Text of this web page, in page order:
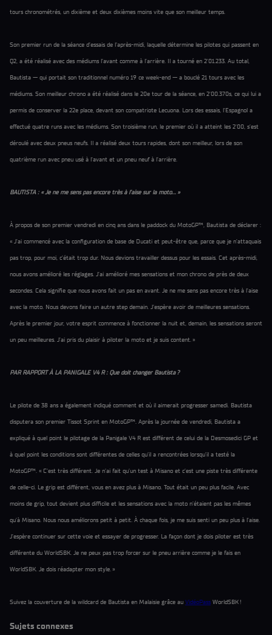
tours chronométrés, un dixième et deux dixièmes moins vite que son meilleur temps.
Son premier run de la séance d’essais de l’après-midi, laquelle détermine les pilotes qui passent en
Q2, a été réalisé avec des médiums l’avant comme à l’arrière. Il a tourné en 2'01.233. Au total,
Bautista — qui portait son traditionnel numéro 19 ce week-end — a bouclé 21 tours avec les
médiums. Son meilleur chrono a été réalisé dans le 20e tour de la séance, en 2'00.370s, ce qui lui a
permis de conserver la 22e place, devant son compatriote Lecuona. Lors des essais, l’Espagnol a
effectué quatre runs avec les médiums. Son troisième run, le premier où il a atteint les 2'00, s’est
déroulé avec deux pneus neufs. Il a réalisé deux tours rapides, dont son meilleur, lors de son
quatrième run avec pneu usé à l’avant et un pneu neuf à l’arrière.
BAUTISTA : « Je ne me sens pas encore très à l’aise sur la moto… »
À propos de son premier vendredi en cinq ans dans le paddock du MotoGP™, Bautista de déclarer :
« J’ai commencé avec la configuration de base de Ducati et peut-être que, parce que je n’attaquais
pas trop, pour moi, c’était trop dur. Nous devions travailler dessus pour les essais. Cet après-midi,
nous avons amélioré les réglages. J’ai amélioré mes sensations et mon chrono de près de deux
secondes. Cela signifie que nous avons fait un pas en avant. Je ne me sens pas encore très à l’aise
avec la moto. Nous devons faire un autre step demain. J’espère avoir de meilleures sensations.
Après le premier jour, votre esprit commence à fonctionner la nuit et, demain, les sensations seront
un peu meilleures. J’ai pris du plaisir à piloter la moto et je suis content. »
PAR RAPPORT À LA PANIGALE V4 R : Que doit changer Bautista ?
Le pilote de 38 ans a également indiqué comment et où il aimerait progresser samedi. Bautista
disputera son premier Tissot Sprint en MotoGP™. Après la journée de vendredi, Bautista a
expliqué à quel point le pilotage de la Panigale V4 R est différent de celui de la Desmosedici GP et
à quel point les conditions sont différentes de celles qu’il a rencontrées lorsqu’il a testé la
MotoGP™. « C’est très différent. Je n’ai fait qu’un test à Misano et c’est une piste très différente
de celle-ci. Le grip est différent, vous en avez plus à Misano. Tout était un peu plus facile. Avec
moins de grip, tout devient plus difficile et les sensations avec la moto n’étaient pas les mêmes
qu’à Misano. Nous nous améliorons petit à petit. À chaque fois, je me suis senti un peu plus à l’aise.
J’espère continuer sur cette voie et essayer de progresser. La façon dont je dois piloter est très
différente du WorldSBK. Je ne peux pas trop forcer sur le pneu arrière comme je le fais en
WorldSBK. Je dois réadapter mon style. »
Suivez la couverture de la wildcard de Bautista en Malaisie grâce au VidéoPass WorldSBK !
Sujets connexes